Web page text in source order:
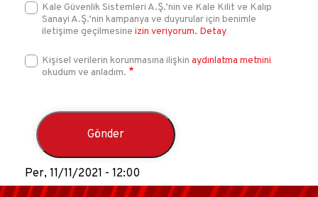
Kale Güvenlik Sistemleri A.Ş.’nin ve Kale Kilit ve Kalıp
Sanayi A.Ş.’nin kampanya ve duyurular için benimle
iletişime geçilmesine izin veriyorum. Detay
Kişisel verilerin korunmasına ilişkin aydınlatma metnini
okudum ve anladım.
Per, 11/11/2021 - 12:00